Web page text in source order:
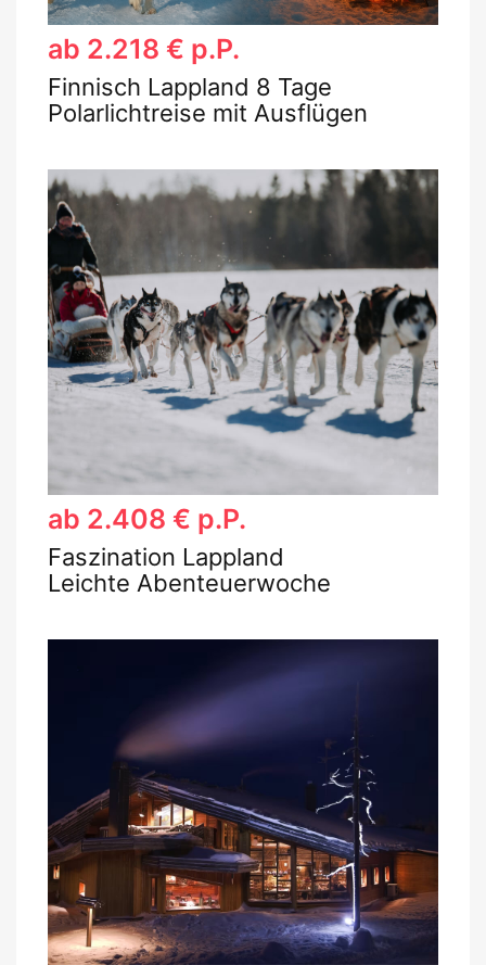
ab 2.218 € p.P.
Finnisch Lappland 8 Tage
Polarlichtreise mit Ausflügen
ab 2.408 € p.P.
Faszination Lappland
Leichte Abenteuerwoche